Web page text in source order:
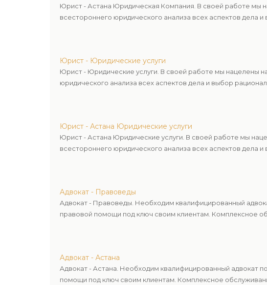
Юрист - Астана Юридическая Компания. В своей работе мы
всестороннего юридического анализа всех аспектов дела
Юрист - Юридические услуги
Юрист - Юридические услуги. В своей работе мы нацелены
юридического анализа всех аспектов дела и выбор
Юрист - Астана Юридические услуги
Юрист - Астана Юридические услуги. В своей работе мы
всестороннего юридического анализа всех аспектов дела
Адвокат - Правоведы
Адвокат - Правоведы. Необходим квалифицированный
правовой помощи под ключ своим клиентам. Комплексное
Адвокат - Астана
Адвокат - Астана. Необходим квалифицированный адвокат
помощи под ключ своим клиентам. Комплексное